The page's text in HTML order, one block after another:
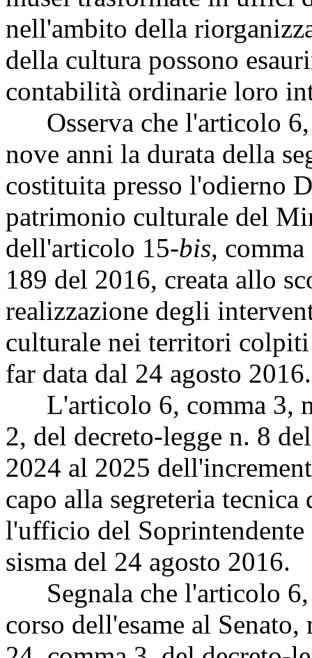
nell'ambito della
della cultura possono
contabilità ordinarie loro
Osserva che l'articolo 6,
nove anni la durata della
costituita presso l'odierno
patrimonio culturale del
dell'articolo 15-bis,
189 del 2016, creata allo
realizzazione degli
culturale nei territori
far data dal 24 agosto 2016.
L'articolo 6, comma 3,
2, del decreto-legge n. 8
2024 al 2025
capo alla segreteria
l'ufficio del Soprintendente
sisma del 24 agosto 2016.
Segnala che l'articolo 6,
corso dell'esame al